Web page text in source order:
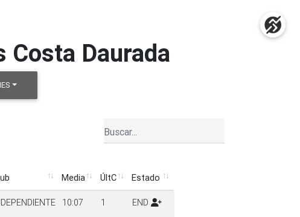
Costa Daurada
Media ÚltC
Estado
Media ÚltC Estado
10:07 1 END